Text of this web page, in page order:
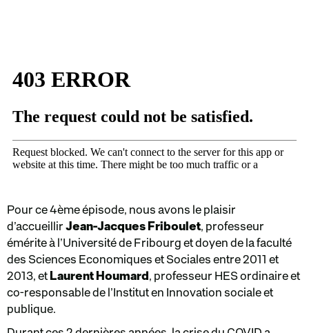
Pour ce 4ème épisode, nous avons le plaisir
d’accueillir Jean-Jacques Friboulet, professeur
émérite à l’Université de Fribourg et doyen de la faculté
des Sciences Economiques et Sociales entre 2011 et
2013, et Laurent Houmard, professeur HES ordinaire et
co-responsable de l’Institut en Innovation sociale et
publique.